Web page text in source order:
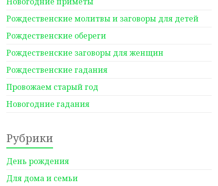
Рождественские молитвы и заговоры для детей
Рождественские обереги
Рождественские заговоры для женщин
Рождественские гадания
Провожаем старый год
Новогодние гадания
Рубрики
День рождения
Для дома и семьи